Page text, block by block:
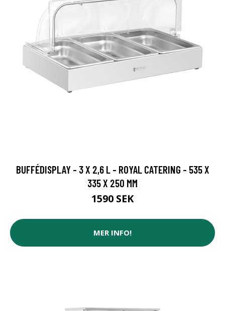
BUFFÉDISPLAY - 3 X 2,6 L - ROYAL CATERING - 535 X
335 X 250 MM
1590 SEK
MER INFO!